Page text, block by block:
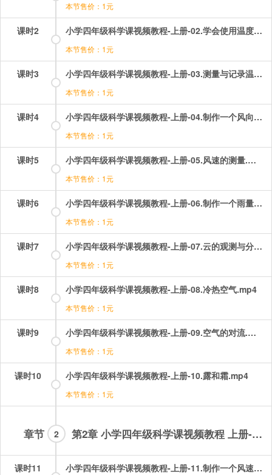
本节售价：1元
课时2 小学四年级科学课视频教程-上册-02.学会使用温度计.mp4
本节售价：1元
课时3 小学四年级科学课视频教程-上册-03.测量与记录温度.mp4
本节售价：1元
课时4 小学四年级科学课视频教程-上册-04.制作一个风向标.mp4
本节售价：1元
课时5 小学四年级科学课视频教程-上册-05.风速的测量.mp4
本节售价：1元
课时6 小学四年级科学课视频教程-上册-06.制作一个雨量器.mp4
本节售价：1元
课时7 小学四年级科学课视频教程-上册-07.云的观测与分类.mp4
本节售价：1元
课时8 小学四年级科学课视频教程-上册-08.冷热空气.mp4
本节售价：1元
课时9 小学四年级科学课视频教程-上册-09.空气的对流.mp4
本节售价：1元
课时10 小学四年级科学课视频教程-上册-10.露和霜.mp4
本节售价：1元
章节 第2章 小学四年级科学课视频教程 上册-会员章节
2
课时11 小学四年级科学课视频教程-上册-11.制作一个风速仪.mp4